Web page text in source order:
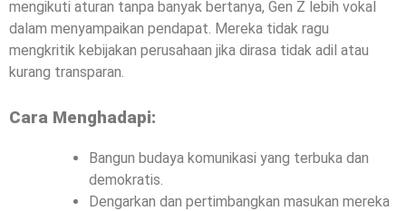
mengikuti aturan tanpa banyak bertanya, Gen Z lebih vokal
dalam menyampaikan pendapat. Mereka tidak ragu
mengkritik kebijakan perusahaan jika dirasa tidak adil atau
kurang transparan.
Cara Menghadapi:
Bangun budaya komunikasi yang terbuka dan
demokratis.
Dengarkan dan pertimbangkan masukan mereka